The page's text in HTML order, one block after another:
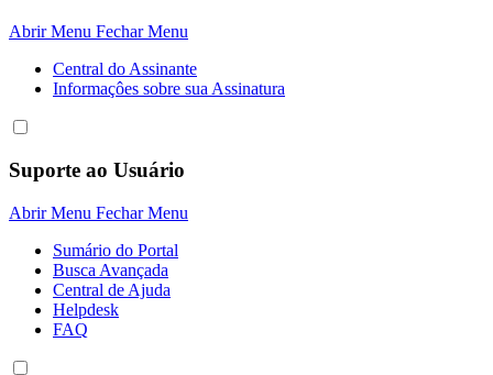
Abrir Menu Fechar Menu
Central do Assinante
Informaçôes sobre sua Assinatura
Suporte ao Usuário
Abrir Menu Fechar Menu
Sumário do Portal
Busca Avançada
Central de Ajuda
Helpdesk
FAQ